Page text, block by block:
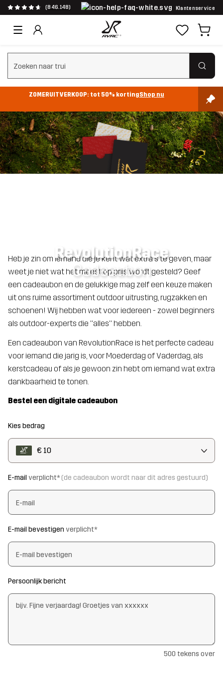
(846.148) Klantenservice
Zoeken wissen
ZOMERUITVERKOOP: tot 50% kortingShop nu
RevolutionRace
Cadeaubon
Heb je zin om iemand die je kent wat extra's te geven, maar
weet je niet wat het meest op prijs wordt gesteld? Geef
een cadeaubon en de gelukkige mag zelf een keuze maken
uit ons ruime assortiment outdoor uitrusting, rugzakken en
schoenen! Wij hebben wat voor iedereen - zowel beginners
als outdoor-experts die ''alles'' hebben.
Een cadeaubon van RevolutionRace is het perfecte cadeau
voor iemand die jarig is, voor Moederdag of Vaderdag, als
kerstcadeau of als je gewoon zin hebt om iemand wat extra
dankbaarheid te tonen.
Bestel een digitale cadeaubon
Kies bedrag
€ 10
E-mail verplicht*(de cadeaubon wordt naar dit adres gestuurd)
E-mail bevestigen verplicht*
Persoonlijk bericht
500 tekens over